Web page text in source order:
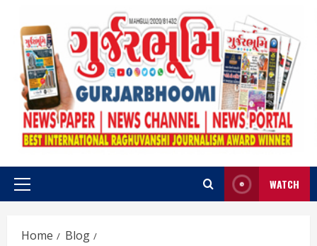
content
Primary
WATCH
Home
Blog